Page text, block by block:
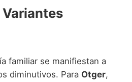
familiar se manifiestan a
diminutivos. Para Otger,